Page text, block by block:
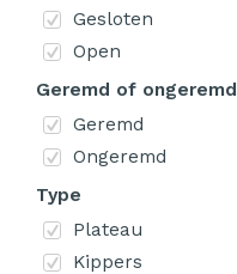
Gesloten
Open
Geremd of ongeremd
Geremd
Ongeremd
Type
Plateau
Kippers